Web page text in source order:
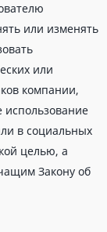
или изменять
или
компании,
в социальных
целью, а
Закону об